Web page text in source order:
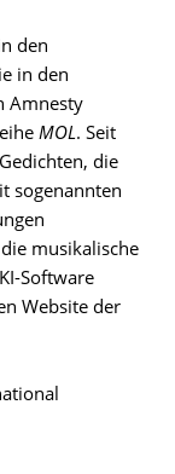
den
in den
Amnesty
MOL. Seit
die
sogenannten
musikalische
Software
Website der